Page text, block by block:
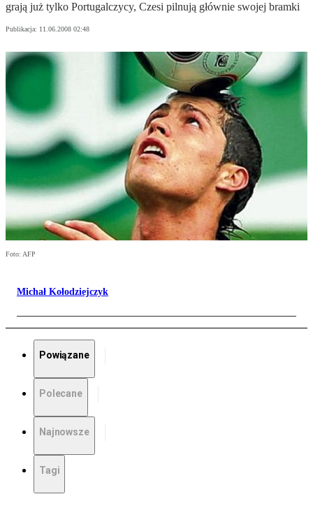
grają już tylko Portugalczycy, Czesi pilnują głównie swojej bramki
Publikacja: 11.06.2008 02:48
Foto: AFP
Michał Kołodziejczyk
Powiązane
Polecane
Najnowsze
Tagi